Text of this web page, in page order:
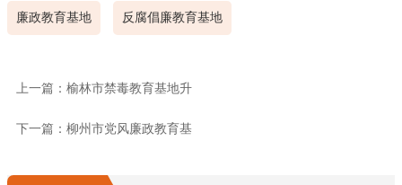
廉政教育基地 反腐倡廉教育基地
上一篇：榆林市禁毒教育基地升
下一篇：柳州市党风廉政教育基